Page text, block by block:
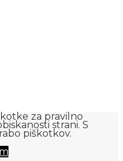
za pravilno
strani. S
piškotkov.